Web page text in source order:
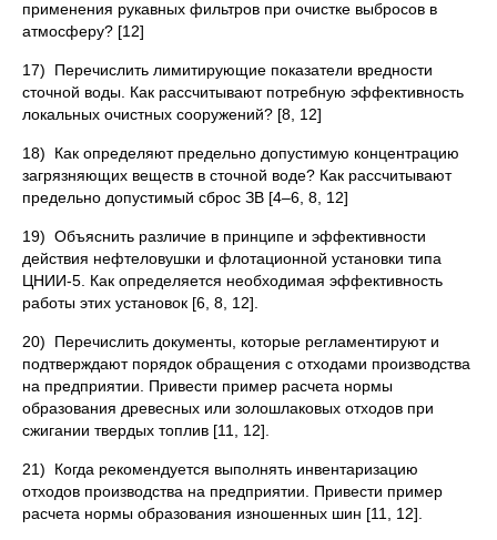
применения рукавных фильтров при очистке выбросов в
атмосферу? [12]
17) Перечислить лимитирующие показатели вредности
сточной воды. Как рассчитывают потребную эффективность
локальных очистных сооружений? [8, 12]
18) Как определяют предельно допустимую концентрацию
загрязняющих веществ в сточной воде? Как рассчитывают
предельно допустимый сброс ЗВ [4–6, 8, 12]
19) Объяснить различие в принципе и эффективности
действия нефтеловушки и флотационной установки типа
ЦНИИ-5. Как определяется необходимая эффективность
работы этих установок [6, 8, 12].
20) Перечислить документы, которые регламентируют и
подтверждают порядок обращения с отходами производства
на предприятии. Привести пример расчета нормы
образования древесных или золошлаковых отходов при
сжигании твердых топлив [11, 12].
21) Когда рекомендуется выполнять инвентаризацию
отходов производства на предприятии. Привести пример
расчета нормы образования изношенных шин [11, 12].